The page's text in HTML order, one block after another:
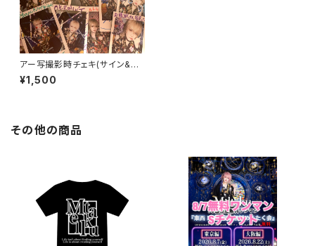
アー写撮影時チェキ(サイン&コ
メント入)
¥1,500
その他の商品